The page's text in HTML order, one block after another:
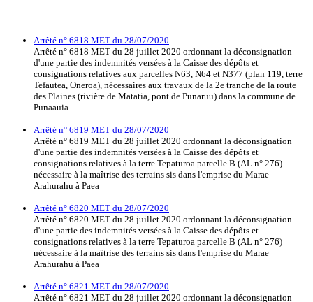
Arrêté n° 6818 MET du 28/07/2020
Arrêté n° 6818 MET du 28 juillet 2020 ordonnant la déconsignation
d'une partie des indemnités versées à la Caisse des dépôts et
consignations relatives aux parcelles N63, N64 et N377 (plan 119, terre
Tefautea, Oneroa), nécessaires aux travaux de la 2e tranche de la route
des Plaines (rivière de Matatia, pont de Punaruu) dans la commune de
Punaauia
Arrêté n° 6819 MET du 28/07/2020
Arrêté n° 6819 MET du 28 juillet 2020 ordonnant la déconsignation
d'une partie des indemnités versées à la Caisse des dépôts et
consignations relatives à la terre Tepaturoa parcelle B (AL n° 276)
nécessaire à la maîtrise des terrains sis dans l'emprise du Marae
Arahurahu à Paea
Arrêté n° 6820 MET du 28/07/2020
Arrêté n° 6820 MET du 28 juillet 2020 ordonnant la déconsignation
d'une partie des indemnités versées à la Caisse des dépôts et
consignations relatives à la terre Tepaturoa parcelle B (AL n° 276)
nécessaire à la maîtrise des terrains sis dans l'emprise du Marae
Arahurahu à Paea
Arrêté n° 6821 MET du 28/07/2020
Arrêté n° 6821 MET du 28 juillet 2020 ordonnant la déconsignation